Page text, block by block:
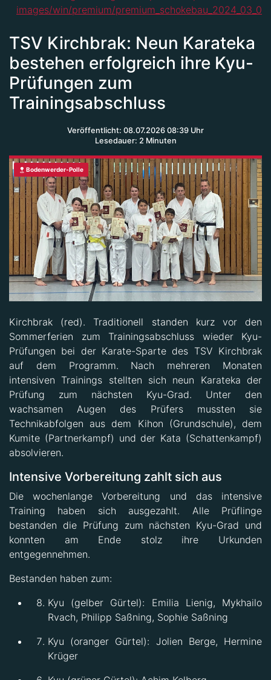
TSV Kirchbrak: Neun Karateka
bestehen erfolgreich ihre Kyu-
Prüfungen zum
Trainingsabschluss
Veröffentlicht: 08.07.2026 08:39 Uhr
Lesedauer: 2 Minuten
Bodenwerder-Polle
Kirchbrak (red). Traditionell standen kurz vor den
Sommerferien zum Trainingsabschluss wieder Kyu-
Prüfungen bei der Karate-Sparte des TSV Kirchbrak
auf dem Programm. Nach mehreren Monaten
intensiven Trainings stellten sich neun Karateka der
Prüfung zum nächsten Kyu-Grad. Unter den
wachsamen Augen des Prüfers mussten sie
Technikabfolgen aus dem Kihon (Grundschule), dem
Kumite (Partnerkampf) und der Kata (Schattenkampf)
absolvieren.
Intensive Vorbereitung zahlt sich aus
Die wochenlange Vorbereitung und das intensive
Training haben sich ausgezahlt. Alle Prüflinge
bestanden die Prüfung zum nächsten Kyu-Grad und
konnten am Ende stolz ihre Urkunden
entgegennehmen.
Bestanden haben zum:
Kyu (gelber Gürtel): Emilia Lienig, Mykhailo
Rvach, Philipp Saßning, Sophie Saßning
Kyu (oranger Gürtel): Jolien Berge, Hermine
Krüger